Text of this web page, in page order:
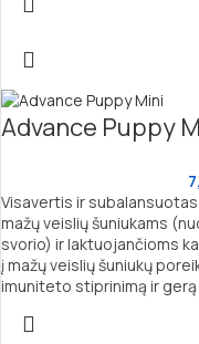
Advance Puppy
Visavertis ir
mažų veislių šuniukams
svorio) ir laktuojančioms
į mažų veislių šuniukų
imuniteto stiprinimą ir gerą